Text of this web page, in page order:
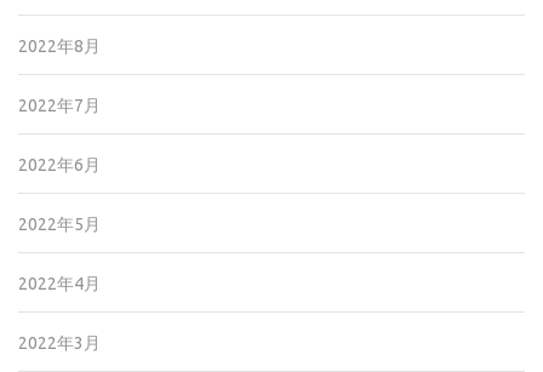
2022年8月
2022年7月
2022年6月
2022年5月
2022年4月
2022年3月